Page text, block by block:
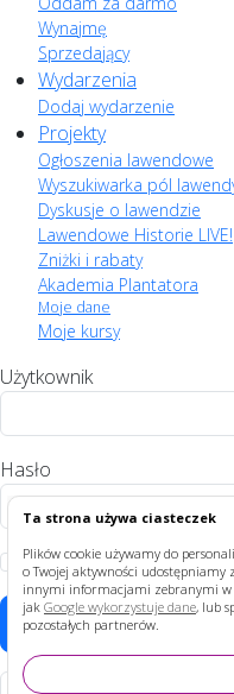
Ta strona używa ciasteczek
Plików cookie używamy do
o Twojej aktywności
innymi informacjami zebranymi w
jak Google wykorzystuje dane, lub
pozostałych partnerów.
Wynajmę
Sprzedający
Wydarzenia
Dodaj wydarzenie
Projekty
Ogłoszenia lawendowe
Wyszukiwarka pól
Dyskusje o lawendzie
Lawendowe Historie LIVE!
Zniżki i rabaty
Akademia Plantatora
Moje dane
Moje kursy
Użytkownik
Hasło
Zapamiętaj